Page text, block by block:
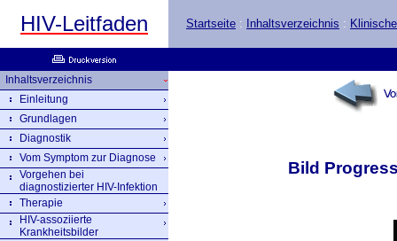
HIV-Leitfaden Startseite : Inhaltsverzeichnis :
Inhaltsverzeichnis
Einleitung
Grundlagen
Diagnostik
Vom Symptom zur Diagnose
Vorgehen bei
diagnostizierter HIV-Infektion
Therapie
HIV-assoziierte
Krankheitsbilder
Bild